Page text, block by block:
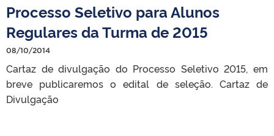
Processo Seletivo para Alunos
Regulares da Turma de 2015
08/10/2014
Cartaz de divulgação do Processo Seletivo 2015, em
breve publicaremos o edital de seleção. Cartaz de
Divulgação